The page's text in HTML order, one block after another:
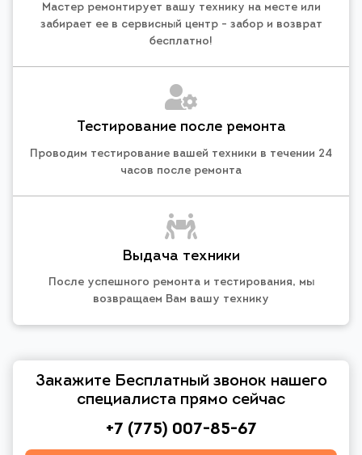
Мастер ремонтирует вашу технику на месте или
забирает ее в сервисный центр - забор и возврат
бесплатно!
Тестирование после ремонта
Проводим тестирование вашей техники в течении 24
часов после ремонта
Выдача техники
После успешного ремонта и тестирования, мы
возвращаем Вам вашу технику
Закажите Бесплатный звонок нашего
специалиста прямо сейчас
+7 (775) 007-85-67